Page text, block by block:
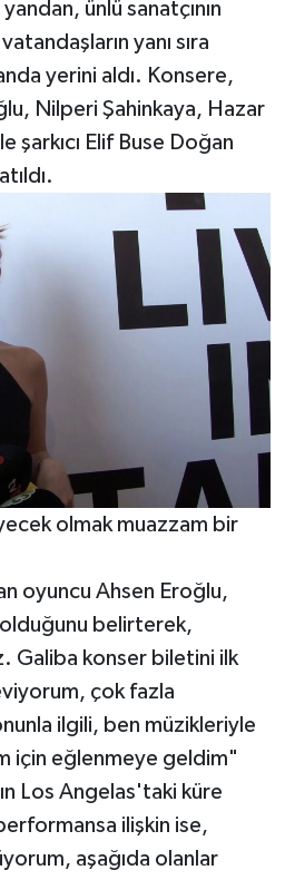
ünlü sanatçının
yanı sıra
yerini aldı. Konsere,
Nilperi Şahinkaya, Hazar
şarkıcı Elif Buse Doğan
olmak muazzam bir
oyuncu Ahsen Eroğlu,
olduğunu belirterek,
Galiba konser biletini ilk
çok fazla
ilgili, ben müzikleriyle
için eğlenmeye geldim"
Los Angelas'taki küre
ilişkin ise,
aşağıda olanlar